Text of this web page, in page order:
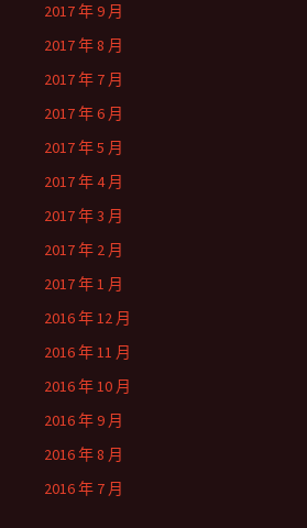
2017 年 9 月
2017 年 8 月
2017 年 7 月
2017 年 6 月
2017 年 5 月
2017 年 4 月
2017 年 3 月
2017 年 2 月
2017 年 1 月
2016 年 12 月
2016 年 11 月
2016 年 10 月
2016 年 9 月
2016 年 8 月
2016 年 7 月